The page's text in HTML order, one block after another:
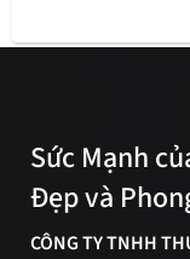
Sức Mạnh
Đẹp và
CÔNG TY TNHH